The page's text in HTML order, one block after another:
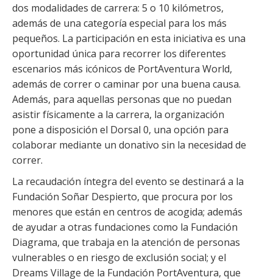
dos modalidades de carrera: 5 o 10 kilómetros,
además de una categoría especial para los más
pequeños. La participación en esta iniciativa es una
oportunidad única para recorrer los diferentes
escenarios más icónicos de PortAventura World,
además de correr o caminar por una buena causa.
Además, para aquellas personas que no puedan
asistir físicamente a la carrera, la organización
pone a disposición el Dorsal 0, una opción para
colaborar mediante un donativo sin la necesidad de
correr.
La recaudación íntegra del evento se destinará a la
Fundación Soñar Despierto, que procura por los
menores que están en centros de acogida; además
de ayudar a otras fundaciones como la Fundación
Diagrama, que trabaja en la atención de personas
vulnerables o en riesgo de exclusión social; y el
Dreams Village de la Fundación PortAventura, que